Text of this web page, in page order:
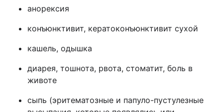
анорексия
конъюнктивит, кератоконъюнктивит сухой
кашель, одышка
диарея, тошнота, рвота, стоматит, боль в
животе
сыпь (эритематозные и папуло-пустулезные